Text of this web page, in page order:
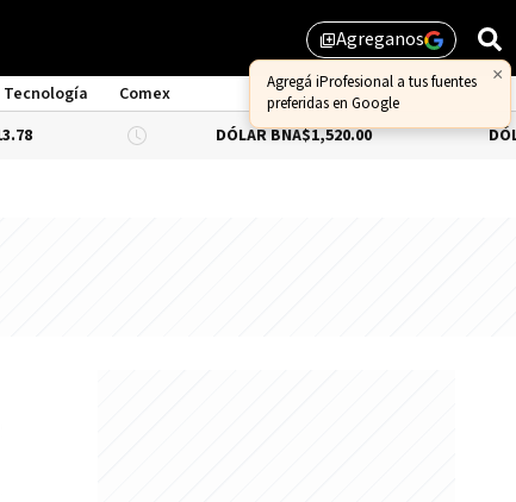
library_addAgreganos
×
Agregá iProfesional a tus fuentes
preferidas en Google
Tecnología
Comex
DÓLAR BNA$1,520.00 DÓLAR BLUE-